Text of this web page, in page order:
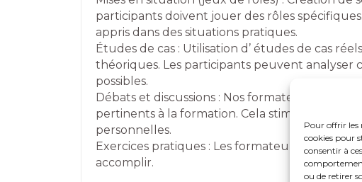
Pour offrir les
cookies pour
consentir à
ou de retirer
participants doivent jouer des rôles
appris dans des situations pratiques.
Études de cas : Utilisation d’ études de cas
théoriques. Les participants peuvent analyser
possibles.
Débats et discussions : Nos formateurs
pertinents à la formation. Cela stimule la
personnelles.
Exercices pratiques : Les formateurs donnent
accomplir.